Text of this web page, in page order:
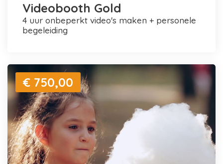
Videobooth Gold
4 uur onbeperkt video's maken + personele
begeleiding
€ 750,00